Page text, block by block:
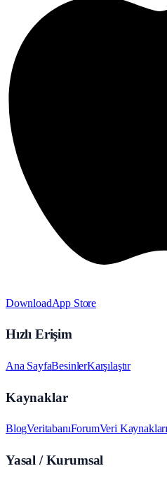
DownloadApp Store
Hızlı Erişim
Ana SayfaBesinlerKarşılaştır
Kaynaklar
BlogVeritabanıForumVeri
Yasal / Kurumsal